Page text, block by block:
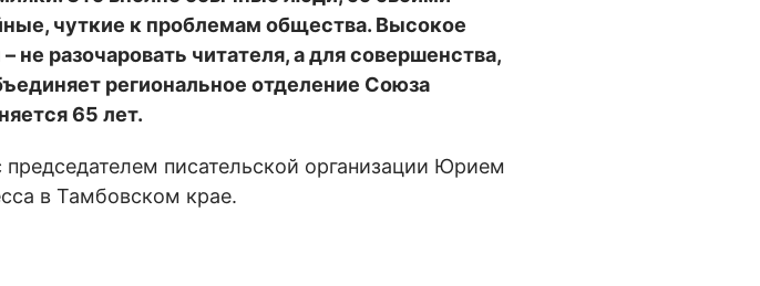
чуткие к проблемам общества. Высокое
разочаровать читателя, а для совершенства,
региональное отделение Союза
65 лет.
писательской организации Юрием
в Тамбовском крае.